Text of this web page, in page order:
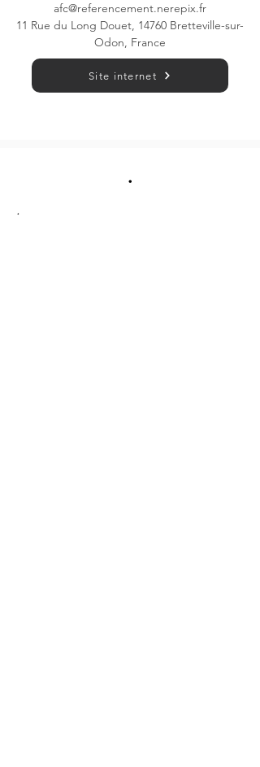
afc@referencement.nerepix.fr
11 Rue du Long Douet, 14760 Bretteville-sur-
Odon, France
Site internet
.
.